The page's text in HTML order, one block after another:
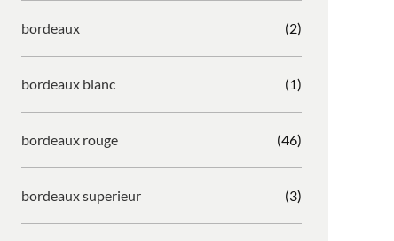
bordeaux (2)
bordeaux blanc (1)
bordeaux rouge (46)
bordeaux superieur (3)